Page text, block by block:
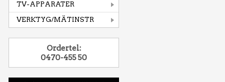
TV-APPARATER
VERKTYG/MÄTINSTR
Ordertel:
0470-455 50